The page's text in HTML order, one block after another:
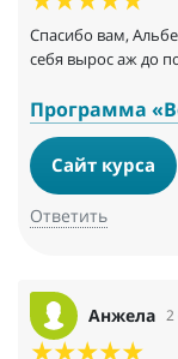
Спасибо вам,
себя вырос аж до
Программа
Сайт курса
Ответить
Анжела 2